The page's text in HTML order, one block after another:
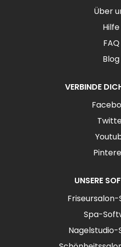
Über
Hilfe
FAQ
Blog
VERBINDE
UNSERE
Spa-